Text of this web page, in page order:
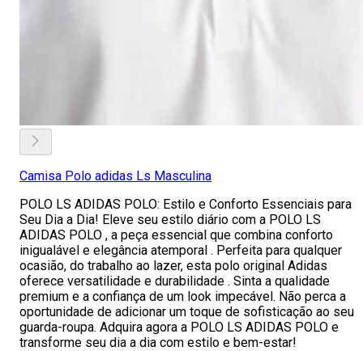
Camisa Polo adidas Ls Masculina
POLO LS ADIDAS POLO: Estilo e Conforto Essenciais para
Seu Dia a Dia! Eleve seu estilo diário com a POLO LS
ADIDAS POLO , a peça essencial que combina conforto
inigualável e elegância atemporal . Perfeita para qualquer
ocasião, do trabalho ao lazer, esta polo original Adidas
oferece versatilidade e durabilidade . Sinta a qualidade
premium e a confiança de um look impecável. Não perca a
oportunidade de adicionar um toque de sofisticação ao seu
guarda-roupa. Adquira agora a POLO LS ADIDAS POLO e
transforme seu dia a dia com estilo e bem-estar!